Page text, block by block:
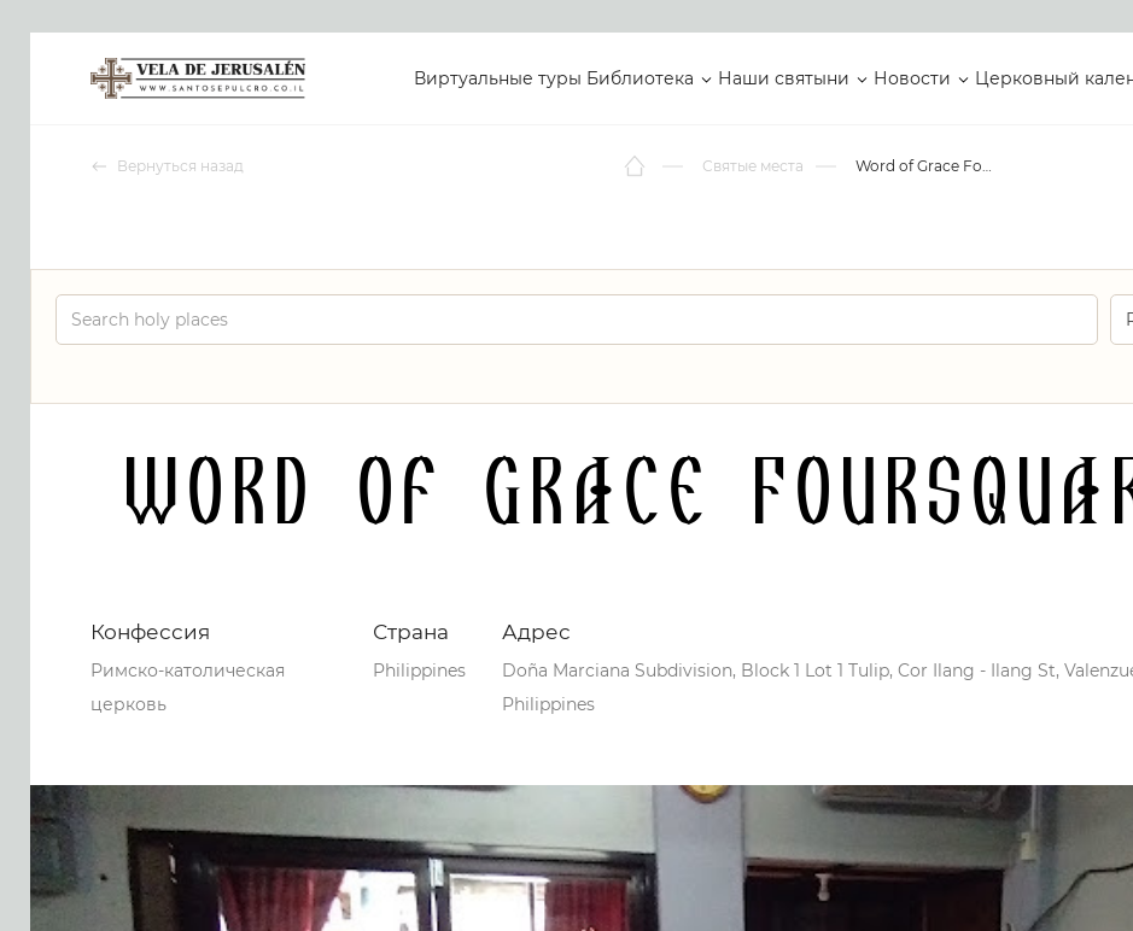
Виртуальные туры Библиотека Наши святыни Новости Церковный
Вернуться назад Святые места Word of Grace Foursquare Church
Word of Grace
Конфессия
Римско-католическая
церковь
Страна
Philippines
Адрес
Doña Marciana Subdivision, Block 1 Lot 1 Tulip, Cor Ilang - Ilang St,
Philippines